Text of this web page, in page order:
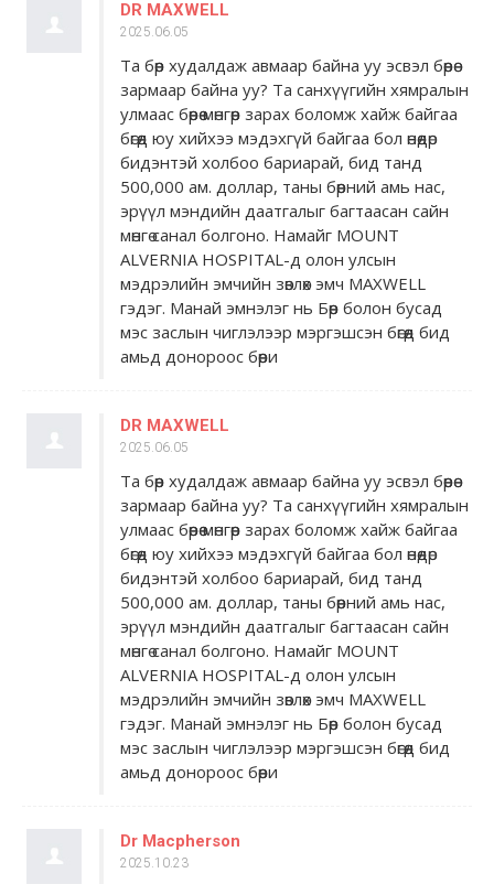
DR MAXWELL
2025.06.05
Та бөөр худалдаж авмаар байна уу эсвэл бөөрөө
зармаар байна уу? Та санхүүгийн хямралын
улмаас бөөрөө мөнгөөр ​​зарах боломж хайж байгаа
бөгөөд юу хийхээ мэдэхгүй байгаа бол өнөөдөр
бидэнтэй холбоо бариарай, бид танд
500,000 ам. доллар, таны бөөрний амь нас,
эрүүл мэндийн даатгалыг багтаасан сайн
мөнгө санал болгоно. Намайг MOUNT
ALVERNIA HOSPITAL-д олон улсын
мэдрэлийн эмчийн зөвлөх эмч MAXWELL
гэдэг. Манай эмнэлэг нь Бөөр болон бусад
мэс заслын чиглэлээр мэргэшсэн бөгөөд бид
амьд донороос бөөри
DR MAXWELL
2025.06.05
Та бөөр худалдаж авмаар байна уу эсвэл бөөрөө
зармаар байна уу? Та санхүүгийн хямралын
улмаас бөөрөө мөнгөөр ​​зарах боломж хайж байгаа
бөгөөд юу хийхээ мэдэхгүй байгаа бол өнөөдөр
бидэнтэй холбоо бариарай, бид танд
500,000 ам. доллар, таны бөөрний амь нас,
эрүүл мэндийн даатгалыг багтаасан сайн
мөнгө санал болгоно. Намайг MOUNT
ALVERNIA HOSPITAL-д олон улсын
мэдрэлийн эмчийн зөвлөх эмч MAXWELL
гэдэг. Манай эмнэлэг нь Бөөр болон бусад
мэс заслын чиглэлээр мэргэшсэн бөгөөд бид
амьд донороос бөөри
Dr Macpherson
2025.10.23